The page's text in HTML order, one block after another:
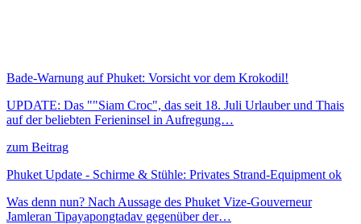
Bade-Warnung auf Phuket: Vorsicht vor dem Krokodil!
UPDATE: Das ""Siam Croc", das seit 18. Juli Urlauber und Thais
auf der beliebten Ferieninsel in Aufregung…
zum Beitrag
Phuket Update - Schirme & Stühle: Privates Strand-Equipment ok
Was denn nun? Nach Aussage des Phuket Vize-Gouverneur
Jamleran Tipayapongtadav gegenüber der…